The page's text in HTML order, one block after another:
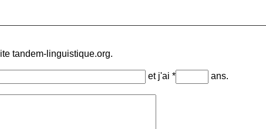
tandem-linguistique.org.
et j'ai * ans.